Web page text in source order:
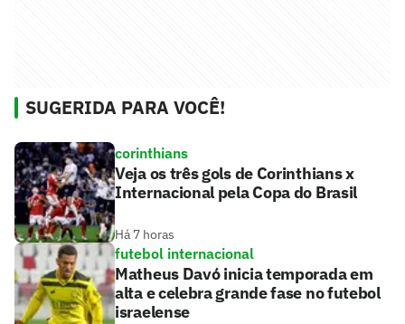
SUGERIDA PARA VOCÊ!
corinthians
Veja os três gols de Corinthians x
Internacional pela Copa do Brasil
Há 7 horas
futebol internacional
Matheus Davó inicia temporada em
alta e celebra grande fase no futebol
israelense